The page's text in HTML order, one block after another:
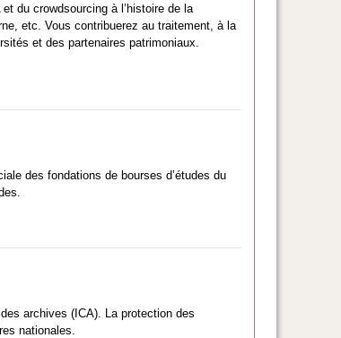
du crowdsourcing à l’histoire de la
etc. Vous contribuerez au traitement, à la
et des partenaires patrimoniaux.
des fondations de bourses d’études du
archives (ICA). La protection des
nationales.